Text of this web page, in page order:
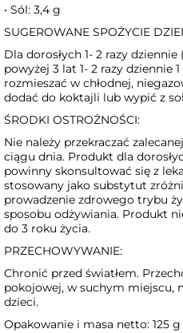
• Sól: 3,4 g
SUGEROWANE SPOŻYCIE
Dla dorosłych 1- 2 razy
powyżej 3 lat 1- 2 razy dziennie
rozmieszać w chłodnej,
dodać do koktajli lub wypić z
ŚRODKI OSTROŻNOŚCI:
Nie należy przekraczać
ciągu dnia. Produkt dla
powinny skonsultować się z
stosowany jako substytut
prowadzenie zdrowego trybu
sposobu odżywiania. Produkt
do 3 roku życia.
PRZECHOWYWANIE:
Chronić przed światłem.
pokojowej, w suchym miejscu,
dzieci.
Opakowanie i masa netto: 125 g